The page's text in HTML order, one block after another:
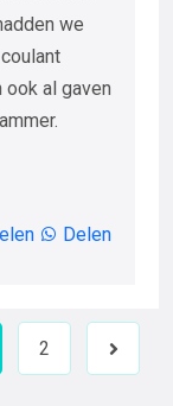
we
ook al gaven
Delen
2